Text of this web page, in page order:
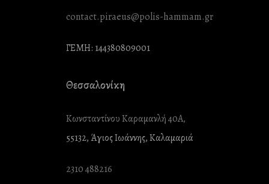
contact.piraeus@polis-hammam.gr
ΓΕΜΗ: 144380809001
Θεσσαλονίκη
Κωνσταντίνου Καραμανλή 40Α,
55132, Άγιος Ιωάννης, Καλαμαριά
2310 488216